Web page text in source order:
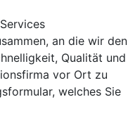
an die wir den
Qualität und
vor Ort zu
welches Sie